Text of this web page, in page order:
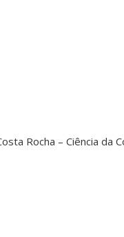
Rocha – Ciência da